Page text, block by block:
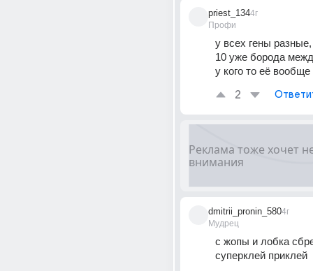
priest_134
Профи
4г
у всех гены
10 уже борода
у кого то её вообще
2
dmitrii_pronin_580
Мудрец
4г
с жопы и лобка
суперклей приклей